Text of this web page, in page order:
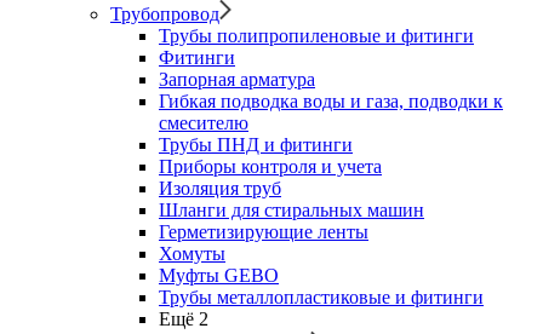
Трубопровод
Трубы полипропиленовые и фитинги
Фитинги
Запорная арматура
Гибкая подводка воды и газа, подводки к
смесителю
Трубы ПНД и фитинги
Приборы контроля и учета
Изоляция труб
Шланги для стиральных машин
Герметизирующие ленты
Хомуты
Муфты GEBO
Трубы металлопластиковые и фитинги
Ещё 2